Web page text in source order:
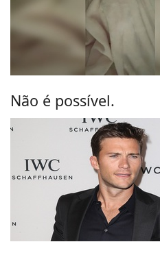
Não é possível.